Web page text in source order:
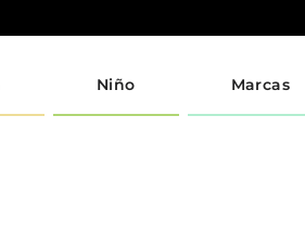
Niño Marcas